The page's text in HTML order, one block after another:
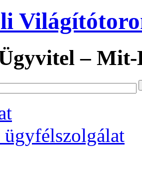
– Mit-
ügyfélszolgálat